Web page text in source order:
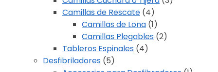
Camillas de Rescate (4)
Camillas de Lona (1)
Camillas Plegables (2)
Tableros Espinales (4)
Desfibriladores (5)